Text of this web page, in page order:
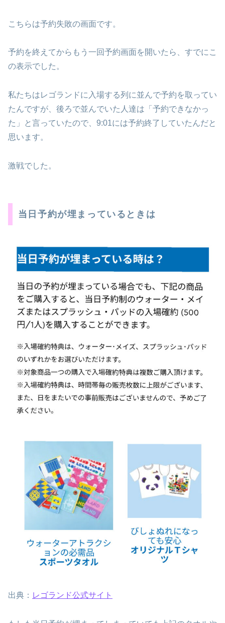
こちらは予約失敗の画面です。
予約を終えてからもう一回予約画面を開いたら、すでにこ
の表示でした。
私たちはレゴランドに入場する列に並んで予約を取ってい
たんですが、後ろで並んでいた人達は「予約できなかっ
た」と言っていたので、9:01には予約終了していたんだと
思います。
激戦でした。
当日予約が埋まっているときは
出典： レゴランド公式サイト